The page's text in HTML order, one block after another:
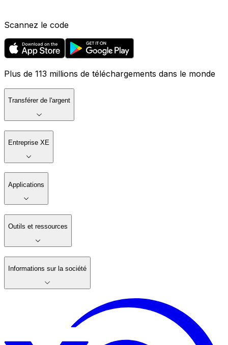
Scannez le code
Plus de 113 millions de téléchargements dans le monde
Transférer de l'argent
Entreprise XE
Applications
Outils et ressources
Informations sur la société